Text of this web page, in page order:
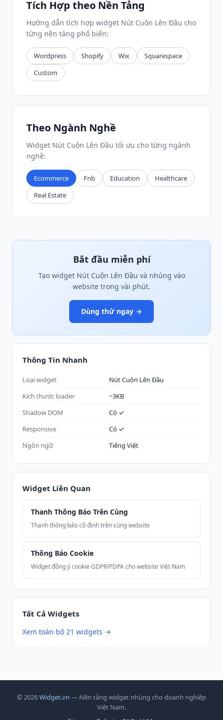
Tích Hợp theo Nền Tảng
Hướng dẫn tích hợp widget Nút Cuộn Lên Đầu cho
từng nền tảng phổ biến:
Wordpress Shopify Wix
Squarespace
Custom
Theo Ngành Nghề
Widget Nút Cuộn Lên Đầu tối ưu cho từng ngành
nghề:
Ecommerce Fnb Education
Healthcare
Real Estate
Bắt đầu miễn phí
Tạo widget Nút Cuộn Lên Đầu và nhúng vào
website trong vài phút.
Dùng thử ngay →
Thông Tin Nhanh
Loại widget
Nút Cuộn Lên Đầu
Kích thước loader
~3KB
Shadow DOM
Có ✓
Responsive
Có ✓
Ngôn ngữ
Tiếng Việt
Widget Liên Quan
Thanh Thông Báo Trên Cùng
Thanh thông báo cố định trên cùng website
Thông Báo Cookie
Widget đồng ý cookie GDPR/PDPA cho website Việt Nam
Tất Cả Widgets
Xem toàn bộ 21 widgets →
© 2026Widget.vn — Nền tảng widget nhúng cho doanh nghiệp
Việt Nam.